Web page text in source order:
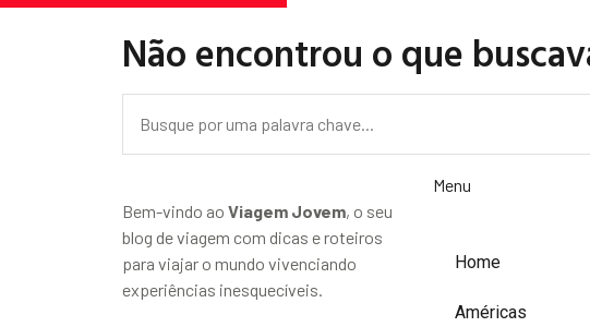
Não encontrou o que
Bem-vindo ao Viagem Jovem, o seu
blog de viagem com dicas e roteiros
para viajar o mundo vivenciando
experiências inesquecíveis.
Menu
Home
Américas